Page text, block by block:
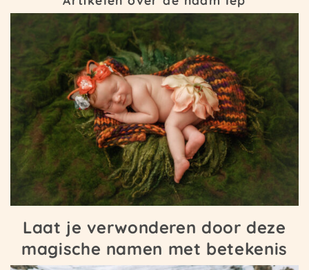
Laat je verwonderen door deze
magische namen met betekenis